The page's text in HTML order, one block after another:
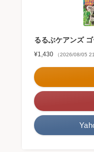
るるぶケアンズ
¥1,430 （2026/08/05